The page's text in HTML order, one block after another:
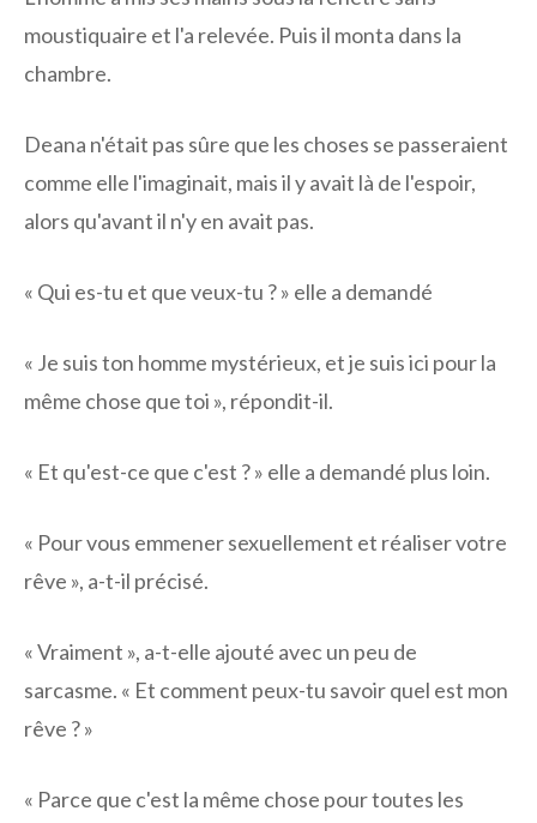
moustiquaire et l'a relevée. Puis il monta dans la
chambre.
Deana n'était pas sûre que les choses se passeraient
comme elle l'imaginait, mais il y avait là de l'espoir,
alors qu'avant il n'y en avait pas.
« Qui es-tu et que veux-tu ? » elle a demandé
« Je suis ton homme mystérieux, et je suis ici pour la
même chose que toi », répondit-il.
« Et qu'est-ce que c'est ? » elle a demandé plus loin.
« Pour vous emmener sexuellement et réaliser votre
rêve », a-t-il précisé.
« Vraiment », a-t-elle ajouté avec un peu de
sarcasme. « Et comment peux-tu savoir quel est mon
rêve ? »
« Parce que c'est la même chose pour toutes les